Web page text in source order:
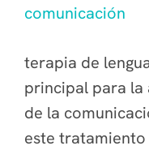
comunicación
terapia de
principal para
de la
este tratamiento